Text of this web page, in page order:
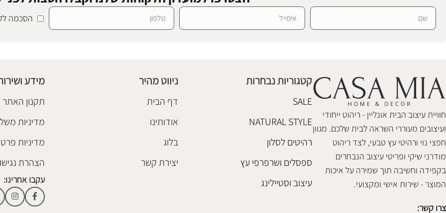
₪ 1,180
הוספה לסל
₪488
הסכמה
חוויית עיצוב הבית אונליין - ריהוט ייחודי
ועיצובים מעוררי השראה לבית שלכם. מגוון
חפצי נוי ורהיטי עץ טבעי, לצד ריהוט
מודרני שיקי ופריטי עיצוב הנבחרים
בקפידה וחשיבה תוך שמירה על איכות
המוצר - שירות אישי ומקצועי.
צרו קשר:
קטגוריות נבחרות
SALE
NATURAL STYLE
רהיטים לסלון
ספסלים ושרפרפי עץ
עיצוב וסטיילינג
ניווט מהיר
דף הבית
אודותינו
בלוג
יצירת קשר
מידע
תקנון האתר
מדיניות
מדיניות
הצהרת
עקבו אחרינו: